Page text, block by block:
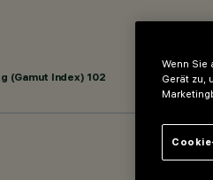
(Gamut Index) 102
Wenn Sie
Gerät zu,